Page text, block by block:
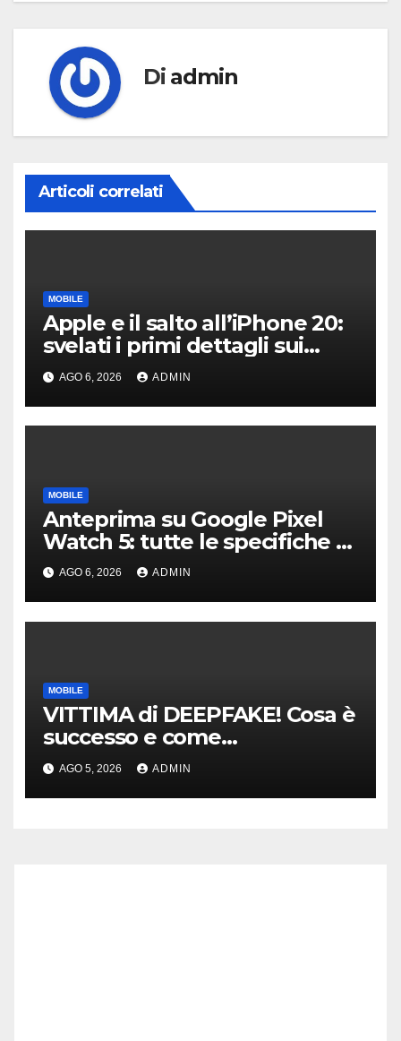
Di admin
Articoli correlati
MOBILE
Apple e il salto all’iPhone 20:
svelati i primi dettagli sui
display dei futuri top di
gamma
AGO 6, 2026 ADMIN
MOBILE
Anteprima su Google Pixel
Watch 5: tutte le specifiche e
i prezzi trapelati
AGO 6, 2026 ADMIN
MOBILE
VITTIMA di DEEPFAKE! Cosa è
successo e come
DIFENDERSI!
AGO 5, 2026 ADMIN